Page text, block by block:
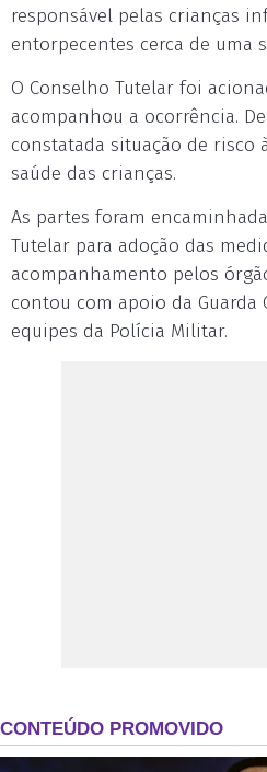
responsável pelas crianças
entorpecentes cerca de uma
O Conselho Tutelar foi
acompanhou a ocorrência.
constatada situação de risco
saúde das crianças.
As partes foram
Tutelar para adoção das
acompanhamento pelos
contou com apoio da Guarda
equipes da Polícia Militar.